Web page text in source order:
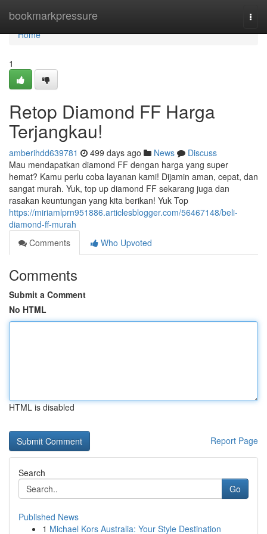
bookmarkpressure
Home
Home
1
Retop Diamond FF Harga
Terjangkau!
amberihdd639781 499 days ago News
Discuss
Mau mendapatkan diamond FF dengan harga yang super
hemat? Kamu perlu coba layanan kami! Dijamin aman, cepat, dan
sangat murah. Yuk, top up diamond FF sekarang juga dan
rasakan keuntungan yang kita berikan! Yuk Top
https://miriamlprn951886.articlesblogger.com/56467148/beli-
diamond-ff-murah
Comments
Who Upvoted
Comments
Submit a Comment
No HTML
HTML is disabled
Report Page
Search
Go
Published News
1 Michael Kors Australia: Your Style Destination